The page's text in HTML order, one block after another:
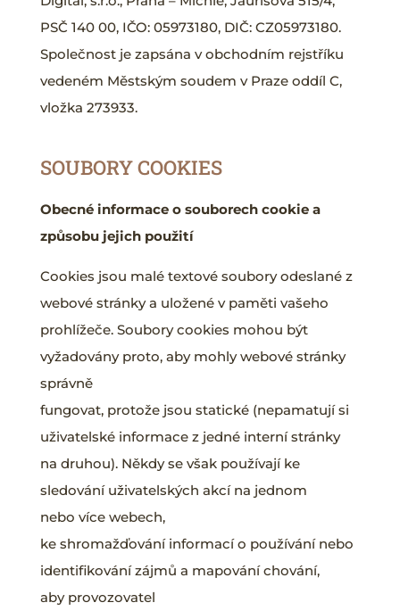
PSČ 140 00, IČO: 05973180, DIČ: CZ05973180.
Společnost je zapsána v obchodním rejstříku
vedeném Městským soudem v Praze oddíl C,
vložka 273933.
SOUBORY COOKIES
Obecné informace o souborech cookie a
způsobu jejich použití
Cookies jsou malé textové soubory odeslané z
webové stránky a uložené v paměti vašeho
prohlížeče. Soubory cookies mohou být
vyžadovány proto, aby mohly webové stránky
správně
fungovat, protože jsou statické (nepamatují si
uživatelské informace z jedné interní stránky
na druhou). Někdy se však používají ke
sledování uživatelských akcí na jednom
nebo více webech,
ke shromažďování informací o používání nebo
identifikování zájmů a mapování chování,
aby provozovatel